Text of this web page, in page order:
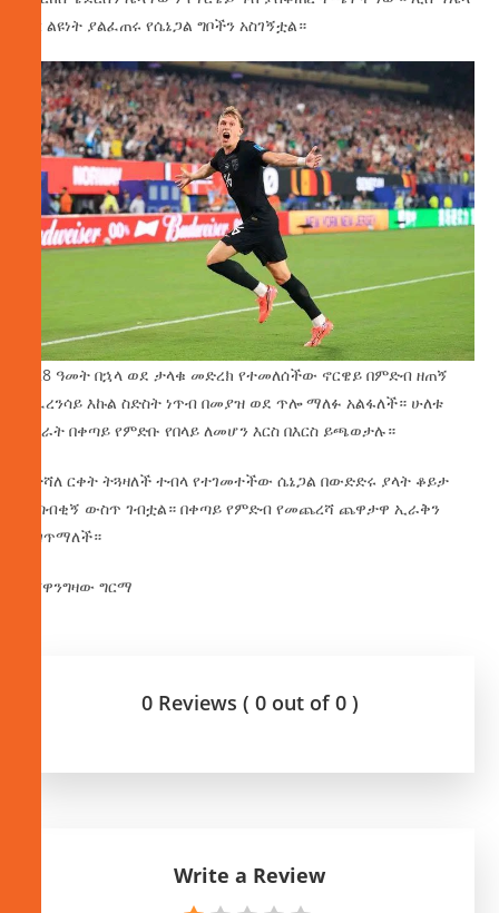
ሳር ልዩነት ያልፈጠሩ የሴኔጋል ግቦችን አስገኝቷል።
ከ28 ዓመት በኋላ ወደ ታላቁ መድረክ የተመለሰችው ኖርዌይ በምድብ ዘጠኝ
ከፈረንሳይ እኩል ስድስት ነጥብ በመያዝ ወደ ጥሎ ማለፉ አልፋለች። ሁለቱ
ሀገራት በቀጣይ የምድቡ የበላይ ለመሆን እርስ በእርስ ይጫወታሉ።
የተሻለ ርቀት ትጓዛለች ተብላ የተገመተችው ሴኔጋል በውድድሩ ያላት ቆይታ
አጣብቂኝ ውስጥ ገብቷል። በቀጣይ የምድብ የመጨረሻ ጨዋታዋ ኢራቅን
ትገጥማለች።
በሸዋንግዛው ግርማ
0 Reviews ( 0 out of 0 )
Write a Review